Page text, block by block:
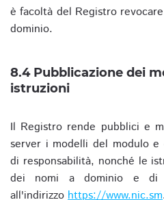
è facoltà del Registro
dominio.
8.4 Pubblicazione dei
istruzioni
Il Registro rende pubblici e
server i modelli del modulo e
di responsabilità, nonché le
dei nomi a dominio e di
all'indirizzo https://www.nic.sm.